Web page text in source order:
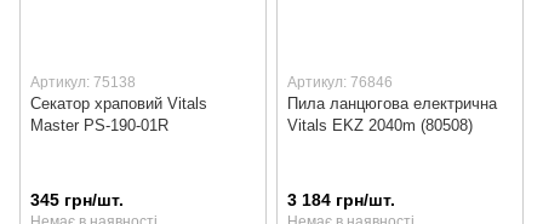
Артикул: 75138
Секатор храповий Vitals
Master PS-190-01R
345 грн/шт.
Артикул: 76846
Пила ланцюгова електрична
Vitals EKZ 2040m (80508)
3 184 грн/шт.